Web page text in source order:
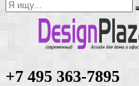
+7 495 363-7895